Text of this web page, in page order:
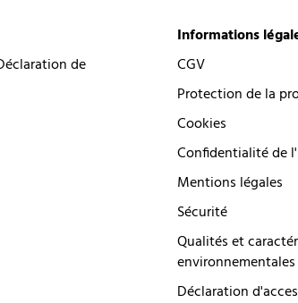
de
Informations
CGV
Protection de la
Cookies
Confidentialité de
Mentions légales
Sécurité
Qualités et
environnementales
Déclaration